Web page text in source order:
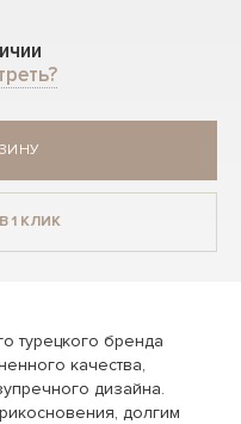
1 КЛИК
турецкого бренда
качества,
дизайна.
долгим